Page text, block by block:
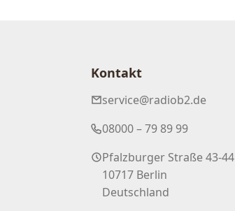
Kontakt
service@radiob2.de
08000 – 79 89 99
Pfalzburger Straße 43-44
10717 Berlin
Deutschland